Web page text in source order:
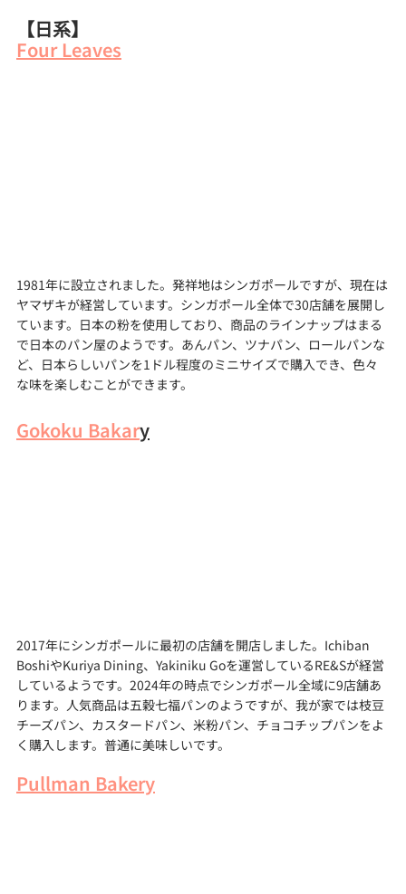
【日系】
Four Leaves
1981年に設立されました。発祥地はシンガポールですが、現在は
ヤマザキが経営しています。シンガポール全体で30店舗を展開し
ています。日本の粉を使用しており、商品のラインナップはまる
で日本のパン屋のようです。あんパン、ツナパン、ロールパンな
ど、日本らしいパンを1ドル程度のミニサイズで購入でき、色々
な味を楽しむことができます。
Gokoku Bakary
2017年にシンガポールに最初の店舗を開店しました。Ichiban
BoshiやKuriya Dining、Yakiniku Goを運営しているRE&Sが経営
しているようです。2024年の時点でシンガポール全域に9店舗あ
ります。人気商品は五穀七福パンのようですが、我が家では枝豆
チーズパン、カスタードパン、米粉パン、チョコチップパンをよ
く購入します。普通に美味しいです。
Pullman Bakery